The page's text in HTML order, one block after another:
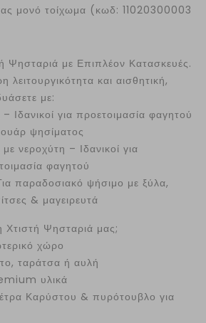
μονό τοίχωμα (κωδ: 11020300003
Ψησταριά με Επιπλέον Κατασκευές.
λειτουργικότητα και αισθητική,
με:
Ιδανικοί για προετοιμασία φαγητού
ψησίματος
νεροχύτη – Ιδανικοί για
φαγητού
παραδοσιακό ψήσιμο με ξύλα,
& μαγειρευτά
Χτιστή Ψησταριά μας;
χώρο
ταράτσα ή αυλή
υλικά
Καρύστου & πυρότουβλο για